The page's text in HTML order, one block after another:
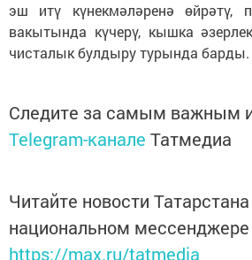
эш итү күнекмәләренә өйрәтү,
вакытында күчерү, кышка
чисталык булдыру турында барды.
Следите за самым важным
Telegram-канале Татмедиа
Читайте новости
национальном
https://max.ru/tatmedia